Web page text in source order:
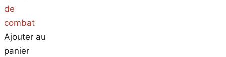
Ajouter au
panier